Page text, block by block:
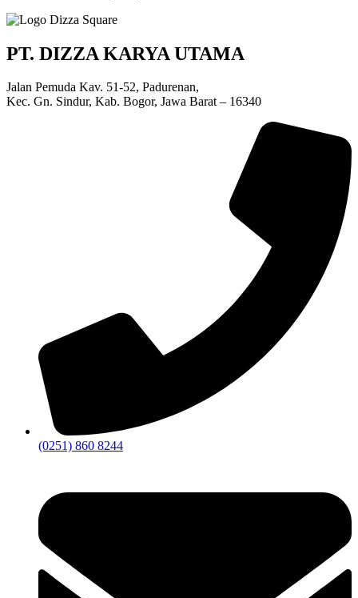
PT. DIZZA KARYA UTAMA
Jalan Pemuda Kav. 51-52, Padurenan,
Kec. Gn. Sindur, Kab. Bogor, Jawa Barat – 16340
(0251) 860 8244